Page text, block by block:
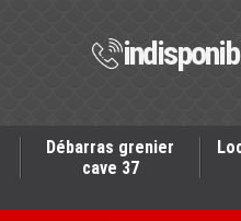
Débarras grenier
cave 37